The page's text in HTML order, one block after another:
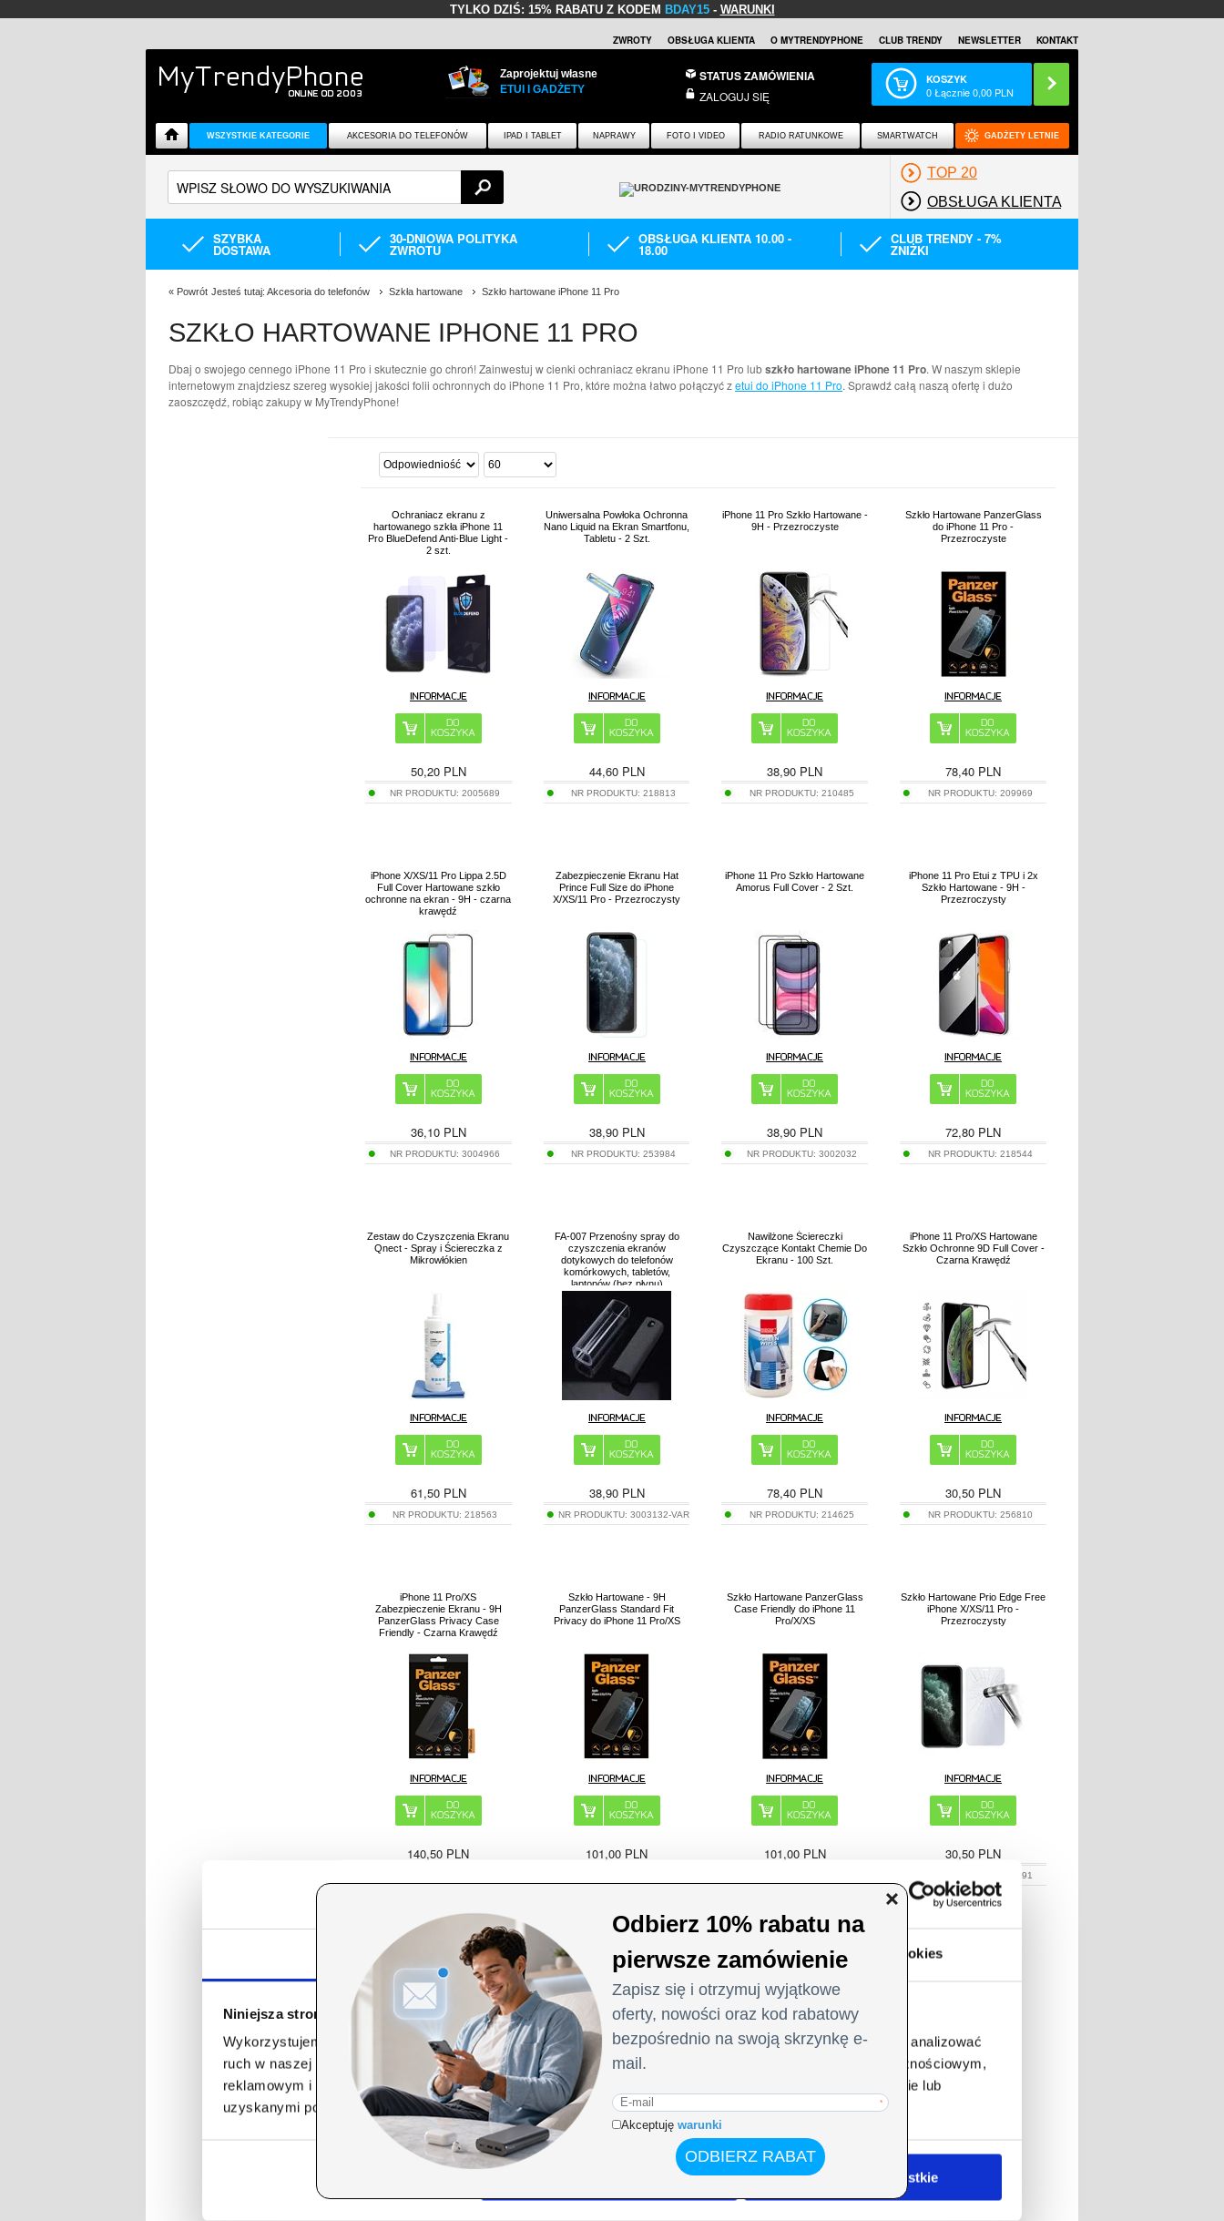
Szczegóły O plikach cookies
Niniejsza strona korzysta z plików cookie
Wykorzystujemy pliki cookie do spersonalizowania treści i reklam, aby oferować funkcje społecznościowe i analizować
ruch w naszej witrynie. Informacje o tym, jak korzystasz z naszej witryny, udostępniamy partnerom społecznościowym,
reklamowym i analitycznym. Partnerzy mogą połączyć te informacje z innymi danymi otrzymanymi od Ciebie lub
uzyskanymi podczas korzystania z ich usług.
Zezwól na wszystkie
TYLKO DZIŚ: 15% RABATU Z KODEM BDAY15- WARUNKI
ZWROTY OBSŁUGA KLIENTA O MYTRENDYPHONE CLUB TRENDY NEWSLETTER KONTAKT
Zaprojektuj własne
ETUI I GADŻETY
STATUS ZAMÓWIENIA
ZALOGUJ SIĘ
KOSZYK
0Łącznie0,00 PLN
WSZYSTKIE KATEGORIE AKCESORIA DO TELEFONÓW IPAD I TABLET NAPRAWY FOTO I VIDEO RADIO RATUNKOWE SMARTWATCH GADŻETY LETNIE
TOP 20
OBSŁUGA KLIENTA
SZYBKA
DOSTAWA
30-DNIOWA POLITYKA
ZWROTU
OBSŁUGA KLIENTA 10.00 -
18.00
CLUB TRENDY - 7%
ZNIŻKI
« Powrót Jesteś tutaj: Akcesoria do telefonów Szkła hartowane Szkło hartowane iPhone 11 Pro
SZKŁO HARTOWANE IPHONE 11 PRO
Dbaj o swojego cennego iPhone 11 Pro i skutecznie go chroń! Zainwestuj w cienki ochraniacz ekranu iPhone 11 Pro lubszkło hartowane iPhone 11 Pro. W naszym sklepie
internetowym znajdziesz szereg wysokiej jakości folii ochronnych do iPhone 11 Pro, które można łatwo połączyć zetui do iPhone 11 Pro. Sprawdź całą naszą ofertę i dużo
zaoszczędź, robiąc zakupy w MyTrendyPhone!
Ochraniacz ekranu z
hartowanego szkła iPhone 11
Pro BlueDefend Anti-Blue Light -
2 szt.
50,20PLN
NR PRODUKTU:2005689
Uniwersalna Powłoka Ochronna
Nano Liquid na Ekran Smartfonu,
Tabletu - 2 Szt.
44,60PLN
NR PRODUKTU:218813
iPhone 11 Pro Szkło Hartowane -
9H - Przezroczyste
38,90 PLN
NR PRODUKTU: 210485
Szkło Hartowane PanzerGlass
do iPhone 11 Pro -
Przezroczyste
78,40 PLN
NR PRODUKTU: 209969
iPhone X/XS/11 Pro Lippa 2.5D
Full Cover Hartowane szkło
ochronne na ekran - 9H - czarna
krawędź
36,10PLN
NR PRODUKTU:3004966
Zabezpieczenie Ekranu Hat
Prince Full Size do iPhone
X/XS/11 Pro - Przezroczysty
38,90PLN
NR PRODUKTU:253984
iPhone 11 Pro Szkło Hartowane
Amorus Full Cover - 2 Szt.
38,90 PLN
NR PRODUKTU: 3002032
iPhone 11 Pro Etui z TPU i 2x
Szkło Hartowane - 9H -
Przezroczysty
72,80 PLN
NR PRODUKTU: 218544
Zestaw do Czyszczenia Ekranu
Qnect - Spray i Ściereczka z
Mikrowłókien
61,50PLN
NR PRODUKTU:218563
FA-007 Przenośny spray do
czyszczenia ekranów
dotykowych do telefonów
komórkowych, tabletów,
laptopów (bez płynu)
38,90PLN
NR PRODUKTU: 3003132-VAR
Nawilżone Ściereczki
Czyszczące Kontakt Chemie Do
Ekranu - 100 Szt.
78,40 PLN
NR PRODUKTU: 214625
iPhone 11 Pro/XS Hartowane
Szkło Ochronne 9D Full Cover -
Czarna Krawędź
30,50 PLN
NR PRODUKTU: 256810
iPhone 11 Pro/XS
Zabezpieczenie Ekranu - 9H
PanzerGlass Privacy Case
Friendly - Czarna Krawędź
140,50 PLN
Szkło Hartowane - 9H
PanzerGlass Standard Fit
Privacy do iPhone 11 Pro/XS
101,00 PLN
Szkło Hartowane PanzerGlass
Case Friendly do iPhone 11
Pro/X/XS
101,00PLN
Szkło Hartowane Prio Edge Free
iPhone X/XS/11 Pro -
Przezroczysty
30,50 PLN
252091
iPhone X/XS/11 Pro Folia
Ochronna - Przeciwodblaskowa